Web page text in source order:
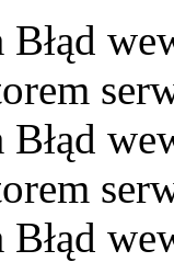
Błąd
Błąd
Błąd